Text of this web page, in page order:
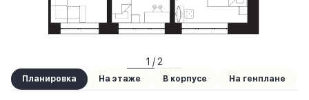
1 / 2
Планировка На этаже В корпусе На генплане